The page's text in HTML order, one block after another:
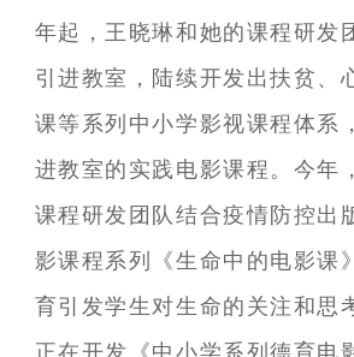
年起，王晓琳和她的课程研发
引进教室，陆续开发出扶贫、
课等系列中小学影视课程体系
进教室的实践电影课程。今年
课程研发团队结合疫情防控出
影课程系列《生命中的电影课
育引发学生对生命的关注和思
正在开发《中小学系列德育电